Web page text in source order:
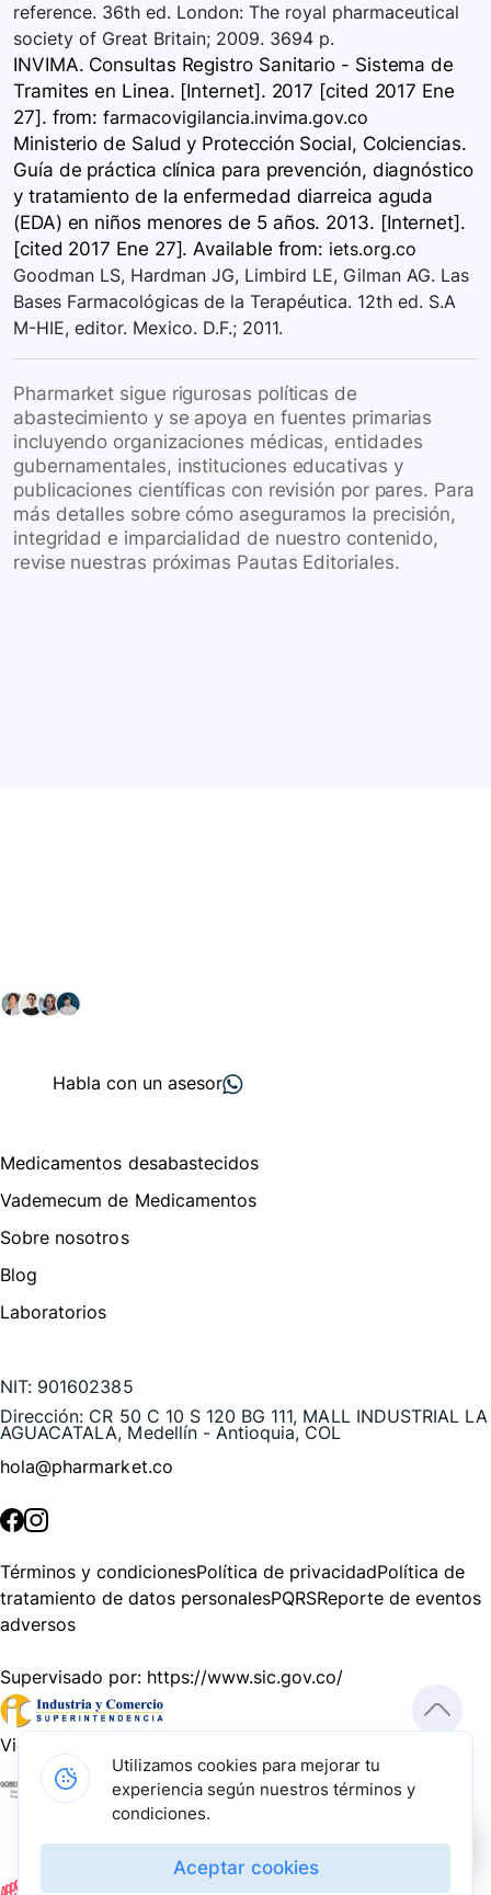
reference. 36th ed. London: The royal pharmaceutical
society of Great Britain; 2009. 3694 p.
INVIMA. Consultas Registro Sanitario - Sistema de
Tramites en Linea. [Internet]. 2017 [cited 2017 Ene
27]. from:farmacovigilancia.invima.gov.co
Ministerio de Salud y Protección Social, Colciencias.
Guía de práctica clínica para prevención, diagnóstico
y tratamiento de la enfermedad diarreica aguda
(EDA) en niños menores de 5 años. 2013. [Internet].
[cited 2017 Ene 27]. Available from: iets.org.co
Goodman LS, Hardman JG, Limbird LE, Gilman AG. Las
Bases Farmacológicas de la Terapéutica. 12th ed. S.A
M-HIE, editor. Mexico. D.F.; 2011.
Pharmarket sigue rigurosas políticas de
abastecimiento y se apoya en fuentes primarias
incluyendo organizaciones médicas, entidades
gubernamentales, instituciones educativas y
publicaciones científicas con revisión por pares. Para
más detalles sobre cómo aseguramos la precisión,
integridad e imparcialidad de nuestro contenido,
revise nuestras próximas Pautas Editoriales.
Habla con un asesor
Medicamentos desabastecidos
Vademecum de Medicamentos
Sobre nosotros
Blog
Laboratorios
NIT: 901602385
Dirección: CR 50 C 10 S 120 BG 111, MALL INDUSTRIAL LA
AGUACATALA, Medellín - Antioquia, COL
hola@pharmarket.co
Términos y condicionesPolítica de privacidadPolítica de
tratamiento de datos personalesPQRSReporte de eventos
adversos
Supervisado por: https://www.sic.gov.co/
Vigilado por:
Gracias a nuestros impulsadores, podemos presentarte la
solución tecnológica más avanzada para resolver los
desafíos farmacéuticos de la actualidad.
Utilizamos cookies para mejorar tu
experiencia según nuestros términos y
condiciones.
Aceptar cookies